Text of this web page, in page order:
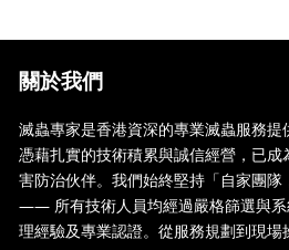
關於我們
滅蟲專家是香港資深的專業滅蟲服務提
憑藉扎實的技術積累與誠信經營，已
害防治伙伴。我們始終堅持「自家團
—— 所有技術人員均經過嚴格篩選與系
理經驗及專業認證。從服務規劃到現